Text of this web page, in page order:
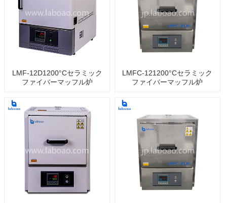
LMF-12D1200°Cセラミック
ファイバーマッフル炉
LMFC-121200°Cセラミック
ファイバーマッフル炉